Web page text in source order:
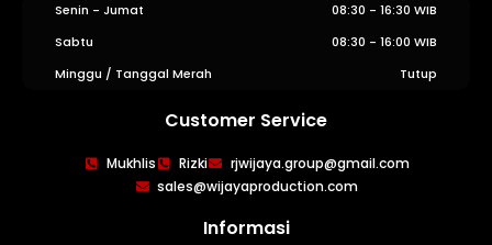
WIJAYA PRODUCTION
Senin - Jumat
08:30 - 16:30 WIB
Sabtu
08:30 - 16:00 WIB
Minggu / Tanggal Merah
Tutup
Customer Service
Mukhlis Rizki
rjwijaya.group@gmail.com
sales@wijayaproduction.com
Informasi